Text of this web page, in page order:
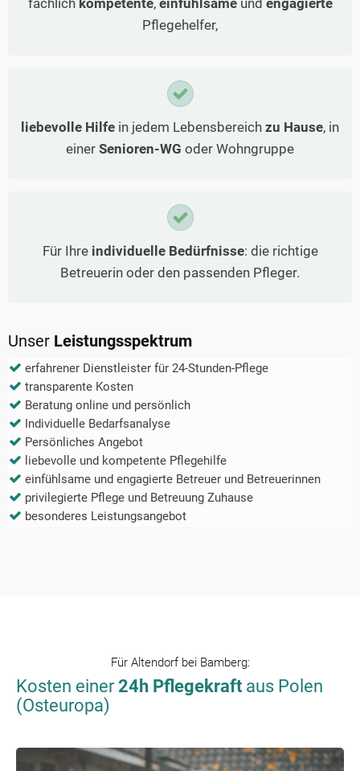
fachlich kompetente, einfühlsameund engagierte
Pflegehelfer,
liebevolle Hilfe in jedem Lebensbereich zu Hause, in
einer Senioren-WG oder Wohngruppe
Für Ihre individuelle Bedürfnisse: die richtige
Betreuerin oder den passenden Pfleger.
Unser Leistungsspektrum
erfahrener Dienstleister für 24-Stunden-Pflege
transparente Kosten
Beratung online und persönlich
Individuelle Bedarfsanalyse
Persönliches Angebot
liebevolle und kompetente Pflegehilfe
einfühlsame und engagierte Betreuer und Betreuerinnen
privilegierte Pflege und Betreuung Zuhause
besonderes Leistungsangebot
Für Altendorf bei Bamberg:
Kosten einer24h Pflegekraft aus Polen
(Osteuropa)